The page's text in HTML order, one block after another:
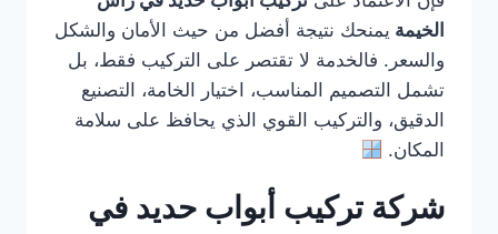
الخيمة يمنحك نتيجة أفضل من حيث الأمان والشكل
والسعر. فالخدمة لا تقتصر على التركيب فقط، بل
تشمل التصميم المناسب، اختيار الخامة، التصنيع
الدقيق، والتركيب القوي الذي يحافظ على سلامة
المكان.
شركة تركيب أبواب حديد في